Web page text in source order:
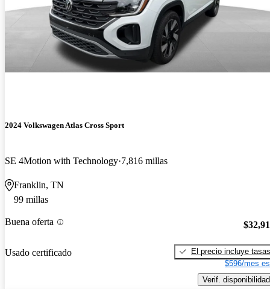
2024 Volkswagen Atlas Cross Sport
SE 4Motion with Technology 7,816 millas
Franklin, TN
99 millas
Buena oferta
Usado certificado
El precio incluye tasas
$596/mes
Verif. disponibilidad